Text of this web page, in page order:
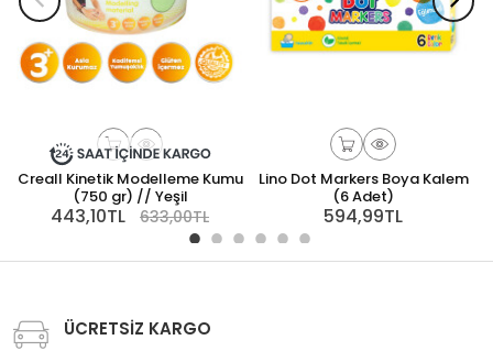
Creall Kinetik Modelleme Kumu
(750 gr) // Yeşil
443,10TL 633,00TL
Lino Dot Markers Boya Kalem
(6 Adet)
594,99TL
ÜCRETSİZ KARGO